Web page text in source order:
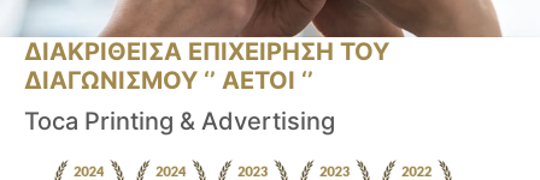
ΔΙΑΚΡΙΘΕΙΣΑ ΕΠΙΧΕΙΡΗΣΗ ΤΟΥ
ΔΙΑΓΩΝΙΣΜΟΥ ‘’ ΑΕΤΟΙ ‘’
Toca Printing & Advertising